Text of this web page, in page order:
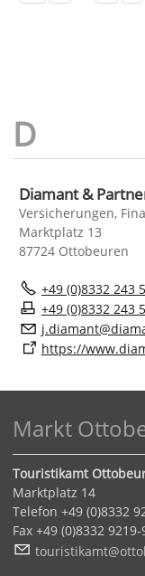
Diamant &
Versicherungen,
Marktplatz 13
87724 Ottobeuren
+49 (0)8332 243
+49 (0)8332 243
j d m nt d m
https://
Markt
Touristikamt
Marktplatz 14
Telefon +49 (0)8332
Fax +49 (0)8332 9219-
t
r st k mt tt